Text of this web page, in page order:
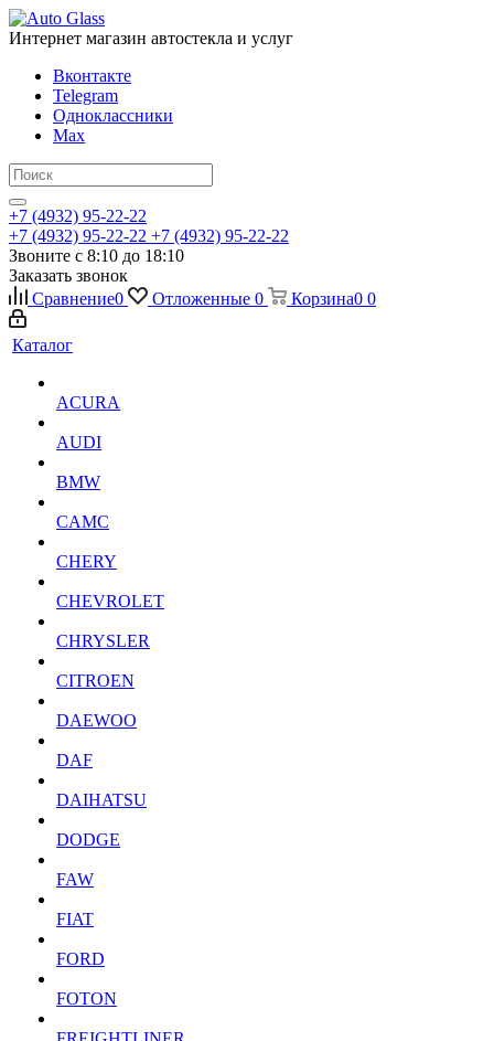
Интернет магазин автостекла и услуг
Вконтакте
Telegram
Одноклассники
Max
+7 (4932) 95-22-22
+7 (4932) 95-22-22 +7 (4932) 95-22-22
Звоните с 8:10 до 18:10
Заказать звонок
Сравнение0 Отложенные 0 Корзина0 0
Каталог
ACURA
AUDI
BMW
CAMC
CHERY
CHEVROLET
CHRYSLER
CITROEN
DAEWOO
DAF
DAIHATSU
DODGE
FAW
FIAT
FORD
FOTON